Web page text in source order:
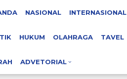
NASIONAL INTERNASIONAL
HUKUM OLAHRAGA TAVEL
ADVETORIAL